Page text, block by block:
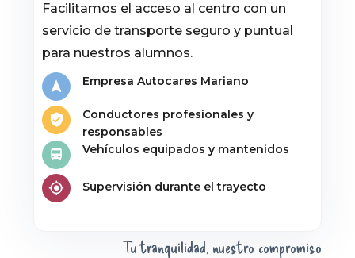
Tu tranquilidad, nuestro compromiso
Facilitamos el acceso al centro con un
servicio de transporte seguro y puntual
para nuestros alumnos.
Empresa Autocares Mariano
Conductores profesionales y
responsables
Vehículos equipados y mantenidos
Supervisión durante el trayecto